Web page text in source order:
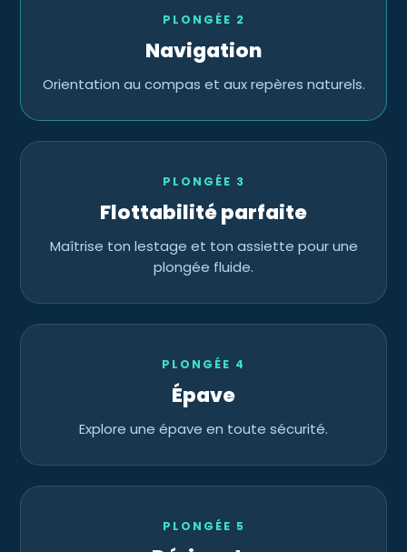
PLONGÉE 2
Navigation
Orientation au compas et aux repères naturels.
PLONGÉE 3
Flottabilité parfaite
Maîtrise ton lestage et ton assiette pour une
plongée fluide.
PLONGÉE 4
Épave
Explore une épave en toute sécurité.
PLONGÉE 5